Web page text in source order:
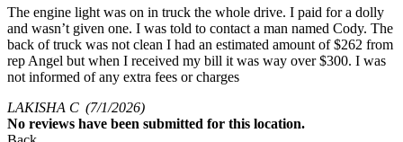
The engine light was on in truck the whole drive. I paid for a dolly
and wasn’t given one. I was told to contact a man named Cody. The
back of truck was not clean I had an estimated amount of $262 from
rep Angel but when I received my bill it was way over $300. I was
not informed of any extra fees or charges
LAKISHA C (7/1/2026)
No reviews have been submitted for this location.